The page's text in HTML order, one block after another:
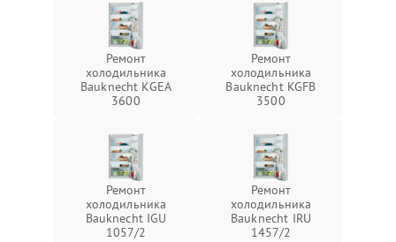
Ремонт
холодильника
Bauknecht KGEA
3600
Ремонт
холодильника
Bauknecht KGFB
3500
Ремонт
холодильника
Bauknecht IGU
1057/2
Ремонт
холодильника
Bauknecht IRU
1457/2